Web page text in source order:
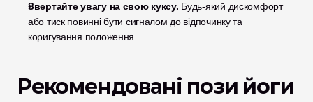
Звертайте увагу на свою куксу. Будь-який дискомфорт
або тиск повинні бути сигналом до відпочинку та
коригування положення.
Рекомендовані пози йоги